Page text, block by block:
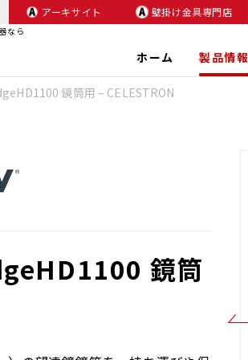
なら
アーキサイト 壁掛け金具専門店
ホーム 製品情報
鏡筒用 – CELESTRON
鏡筒